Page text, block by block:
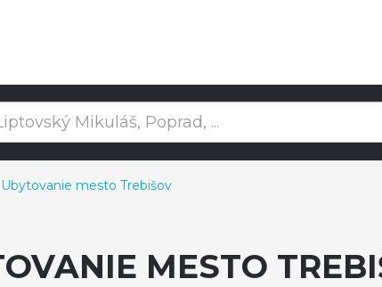
Ubytovanie mesto Trebišov
MESTO